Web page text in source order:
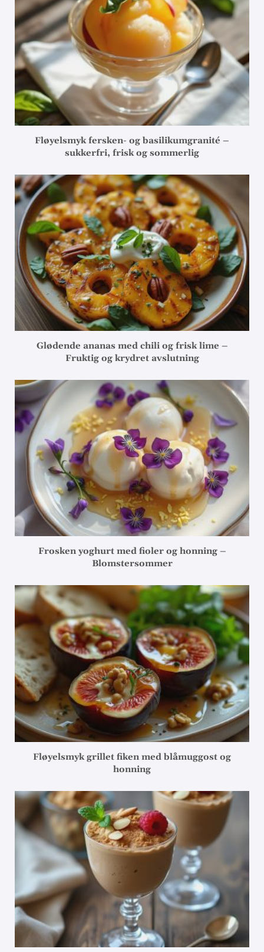
Fløyelsmyk fersken- og basilikumgranité –
sukkerfri, frisk og sommerlig
Glødende ananas med chili og frisk lime –
Fruktig og krydret avslutning
Frosken yoghurt med fioler og honning –
Blomstersommer
Fløyelsmyk grillet fiken med blåmuggost og
honning